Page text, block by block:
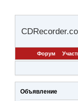
Форум
Объявление